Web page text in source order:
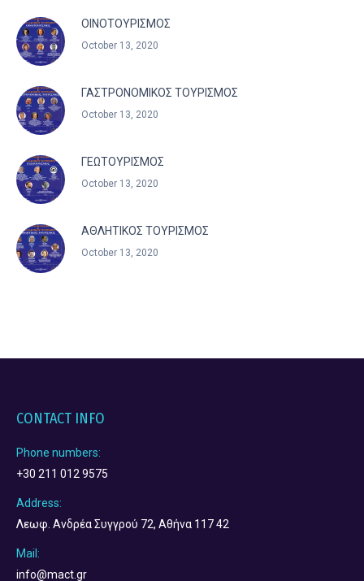
ΟΙΝΟΤΟΥΡΙΣΜΟΣ
October 13, 2020
ΓΑΣΤΡΟΝΟΜΙΚΟΣ ΤΟΥΡΙΣΜΟΣ
October 13, 2020
ΓΕΩΤΟΥΡΙΣΜΟΣ
October 13, 2020
ΑΘΛΗΤΙΚΟΣ ΤΟΥΡΙΣΜΟΣ
October 13, 2020
CONTACT INFO
Phone numbers:
+30 211 012 9575
Address:
Λεωφ. Ανδρέα Συγγρού 72, Αθήνα 117 42
Mail:
info@mact.gr